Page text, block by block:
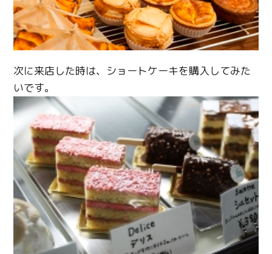
次に来店した時は、ショートケーキを購入してみた
いです。